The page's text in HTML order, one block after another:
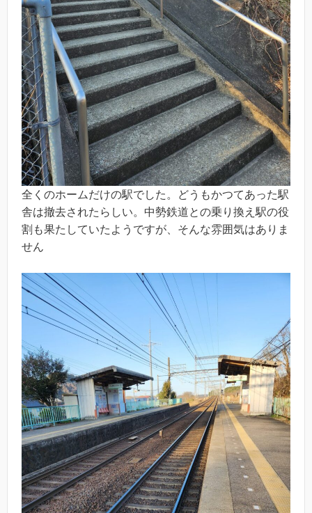
全くのホームだけの駅でした。どうもかつてあった駅
舎は撤去されたらしい。中勢鉄道との乗り換え駅の役
割も果たしていたようですが、そんな雰囲気はありま
せん